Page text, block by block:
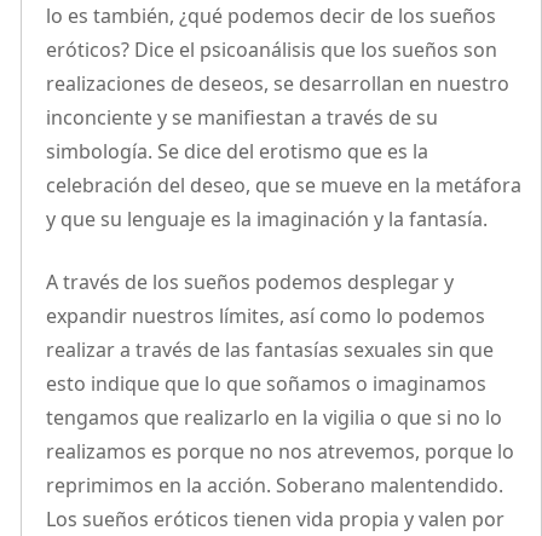
lo es también, ¿qué podemos decir de los sueños
eróticos? Dice el psicoanálisis que los sueños son
realizaciones de deseos, se desarrollan en nuestro
inconciente y se manifiestan a través de su
simbología. Se dice del erotismo que es la
celebración del deseo, que se mueve en la metáfora
y que su lenguaje es la imaginación y la fantasía.
A través de los sueños podemos desplegar y
expandir nuestros límites, así como lo podemos
realizar a través de las fantasías sexuales sin que
esto indique que lo que soñamos o imaginamos
tengamos que realizarlo en la vigilia o que si no lo
realizamos es porque no nos atrevemos, porque lo
reprimimos en la acción. Soberano malentendido.
Los sueños eróticos tienen vida propia y valen por